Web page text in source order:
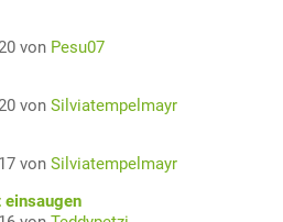
von Pesu07
von Silviatempelmayr
von Silviatempelmayr
einsaugen